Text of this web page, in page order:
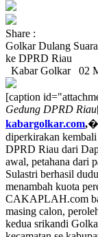
Share :
Golkar Dulang
ke DPRD Riau
Kabar Golkar
02
[caption
Gedung DPRD Riau
kabargolkar.com,�
diperkirakan
DPRD Riau dari
awal, petahana dari
Sulastri berhasil
menambah kuota
CAKAPLAH.com
masing calon,
kedua srikandi